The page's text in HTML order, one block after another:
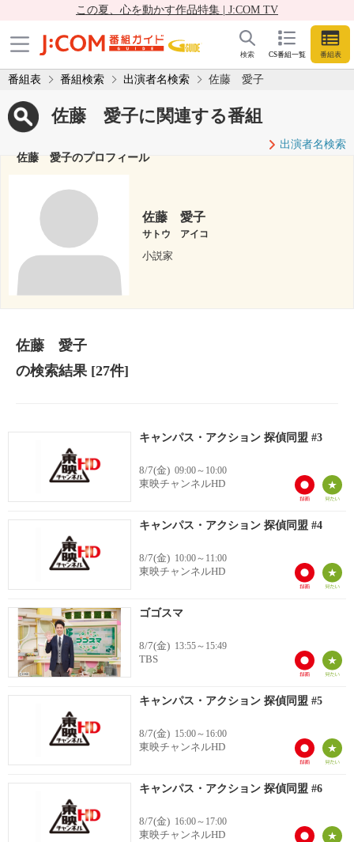
この夏、心を動かす作品特集 | J:COM TV
CS番組一覧 番組表
検索
番組表 番組検索 出演者名検索 佐藤 愛子
佐藤 愛子に関連する番組
出演者名検索
佐藤 愛子のプロフィール
佐藤 愛子
サトウ アイコ
小説家
佐藤 愛子
の検索結果[27件]
キャンパス・アクション 探偵同盟 #3
8/7(金) 09:00～10:00
東映チャンネルHD
キャンパス・アクション 探偵同盟 #4
8/7(金) 10:00～11:00
東映チャンネルHD
ゴゴスマ
8/7(金) 13:55～15:49
TBS
キャンパス・アクション 探偵同盟 #5
8/7(金) 15:00～16:00
東映チャンネルHD
キャンパス・アクション 探偵同盟 #6
8/7(金) 16:00～17:00
東映チャンネルHD